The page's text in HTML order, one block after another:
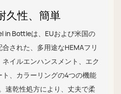
久性、簡単
in Bottleは、EUおよび米国の
された、多用途なHEMAフリ
イルエンハンスメント、エク
、カラーリングの4つの機能
速乾性処方により、丈夫で柔